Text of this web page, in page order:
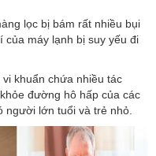
lọc bị bám rất nhiều bụi
của máy lạnh bị suy yếu đi
khuẩn chứa nhiều tác
đường hô hấp của các
người lớn tuổi và trẻ nhỏ.